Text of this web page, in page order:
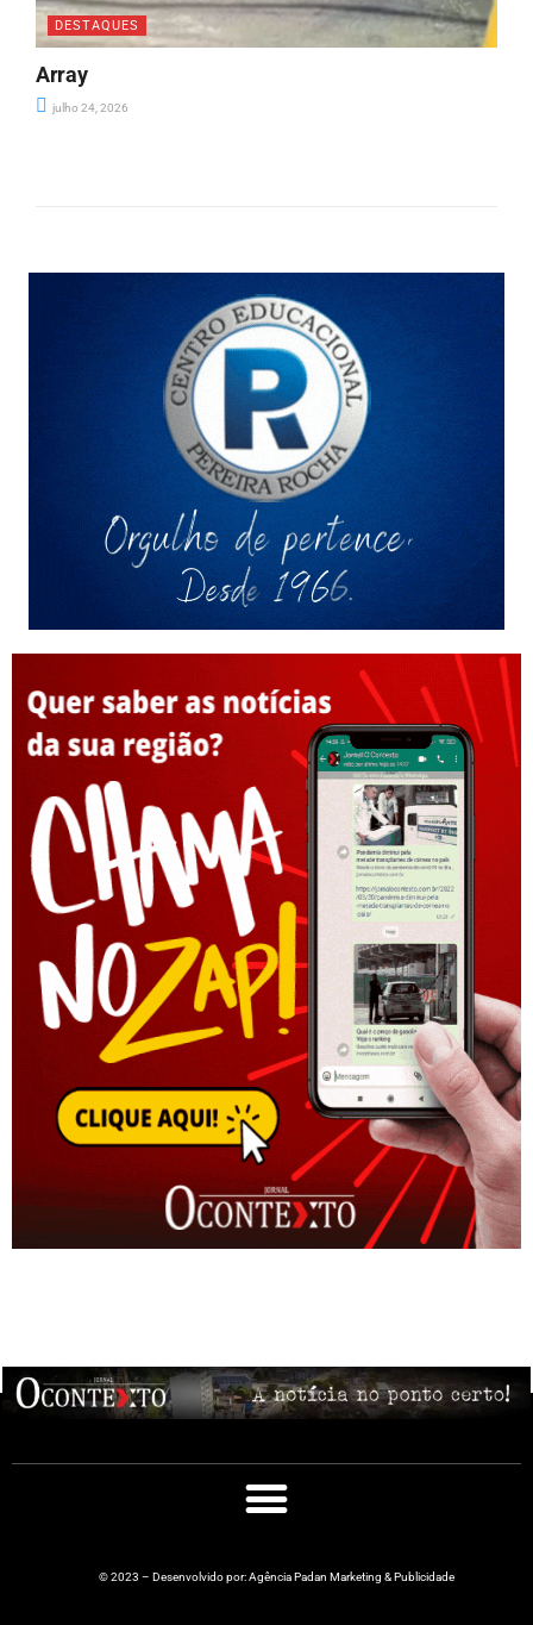
DESTAQUES
Array
julho 24, 2026
© 2023 – Desenvolvido por: Agência Padan Marketing & Publicidade